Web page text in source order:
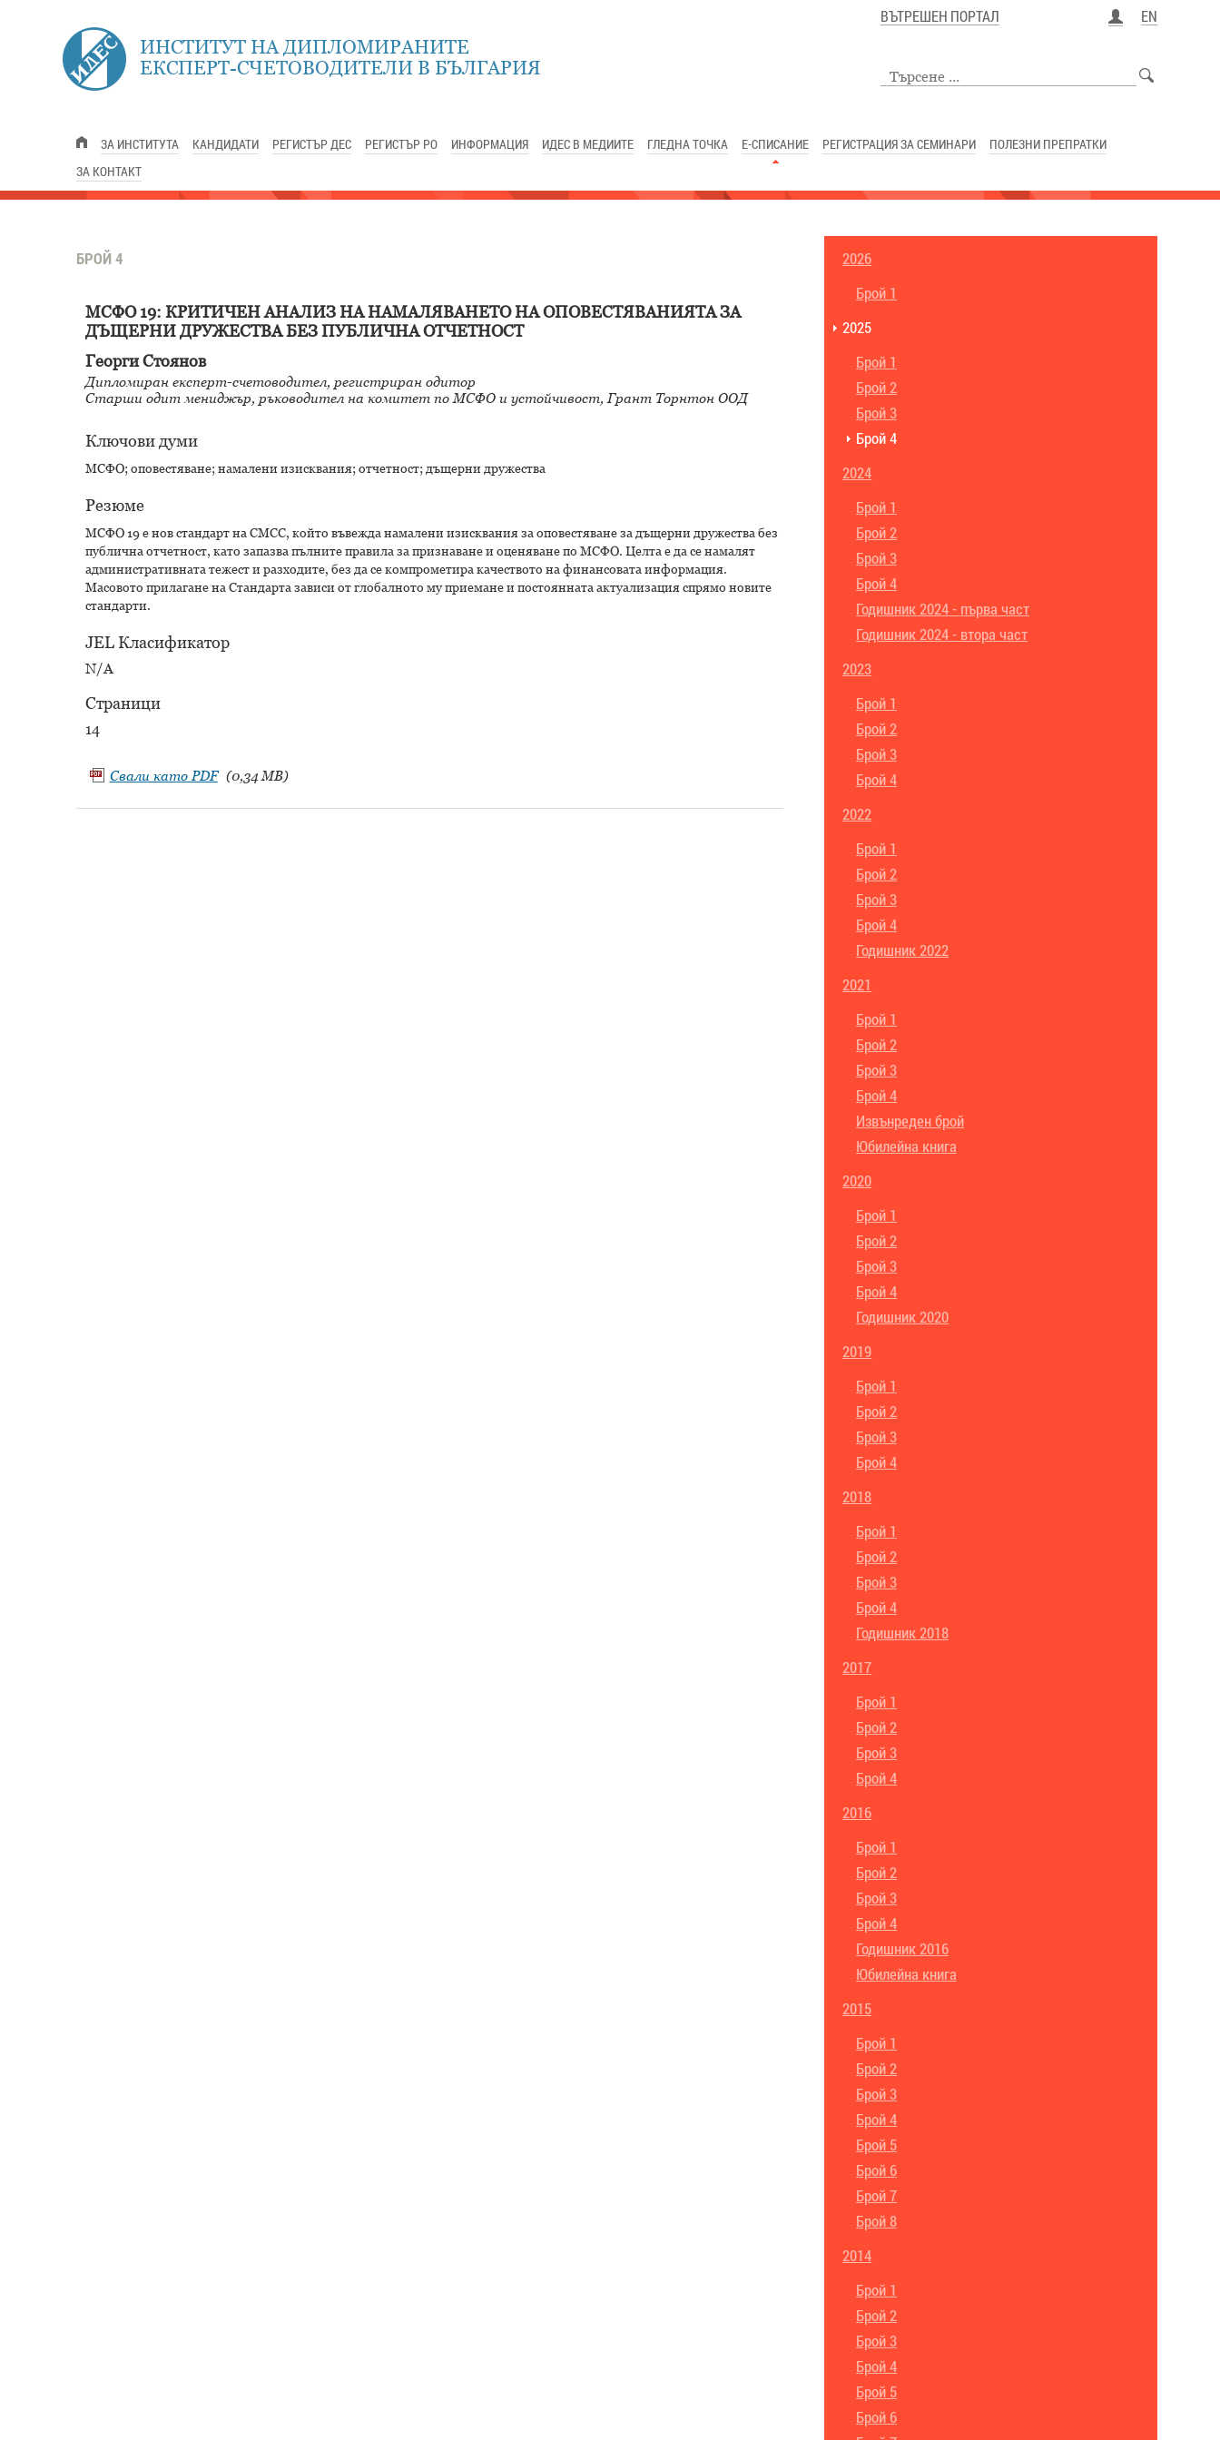
ИНСТИТУТ НА ДИПЛОМИРАНИТЕ
ЕКСПЕРТ-СЧЕТОВОДИТЕЛИ В БЪЛГАРИЯ
ВЪТРЕШЕН ПОРТАЛ EN
ЗА ИНСТИТУТА КАНДИДАТИ РЕГИСТЪР ДЕС РЕГИСТЪР РО ИНФОРМАЦИЯ ИДЕС В МЕДИИТЕ ГЛЕДНА ТОЧКА Е-СПИСАНИЕ РЕГИСТРАЦИЯ ЗА СЕМИНАРИ
ПОЛЕЗНИ ПРЕПРАТКИ
ЗА КОНТАКТ
2026
Брой 1
2025
Брой 1
Брой 2
Брой 3
Брой 4
2024
Брой 1
Брой 2
Брой 3
Брой 4
Годишник 2024 - първа част
Годишник 2024 - втора част
2023
Брой 1
Брой 2
Брой 3
Брой 4
2022
Брой 1
Брой 2
Брой 3
Брой 4
Годишник 2022
2021
Брой 1
Брой 2
Брой 3
Брой 4
Извънреден брой
Юбилейна книга
2020
Брой 1
Брой 2
Брой 3
Брой 4
Годишник 2020
2019
Брой 1
Брой 2
Брой 3
Брой 4
2018
Брой 1
Брой 2
Брой 3
Брой 4
Годишник 2018
2017
Брой 1
Брой 2
Брой 3
Брой 4
2016
Брой 1
Брой 2
Брой 3
Брой 4
Годишник 2016
Юбилейна книга
2015
Брой 1
Брой 2
Брой 3
Брой 4
Брой 5
Брой 6
Брой 7
Брой 8
2014
Брой 1
Брой 2
Брой 3
Брой 4
Брой 5
Брой 6
БРОЙ 4
МСФО 19: КРИТИЧЕН АНАЛИЗ НА НАМАЛЯВАНЕТО НА ОПОВЕСТЯВАНИЯТА ЗА
ДЪЩЕРНИ ДРУЖЕСТВА БЕЗ ПУБЛИЧНА ОТЧЕТНОСТ
Георги Стоянов
Дипломиран експерт-счетоводител, регистриран одитор
Старши одит мениджър, ръководител на комитет по МСФО и устойчивост, Грант Торнтон ООД
Ключови думи
МСФО; оповестяване; намалени изисквания; отчетност; дъщерни дружества
Резюме
МСФО 19 е нов стандарт на СМСС, който въвежда намалени изисквания за оповестяване за дъщерни дружества без
публична отчетност, като запазва пълните правила за признаване и оценяване по МСФО. Целта е да се намалят
административната тежест и разходите, без да се компрометира качеството на финансовата информация.
Масовото прилагане на Стандарта зависи от глобалното му приемане и постоянната актуализация спрямо новите
стандарти.
JEL Класификатор
N/A
Страници
14
Свали като PDF (0,34 MB)